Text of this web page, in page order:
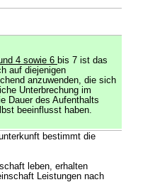
4 sowie 6 bis 7 ist das
auf diejenigen
anzuwenden, die sich
Unterbrechung im
Dauer des Aufenthalts
beeinflusst haben.
bestimmt die
leben, erhalten
Leistungen nach